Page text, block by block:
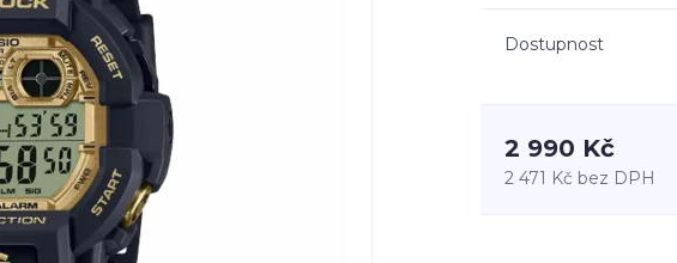
Dostupnost
2 990 Kč
2 471 Kč bez DPH